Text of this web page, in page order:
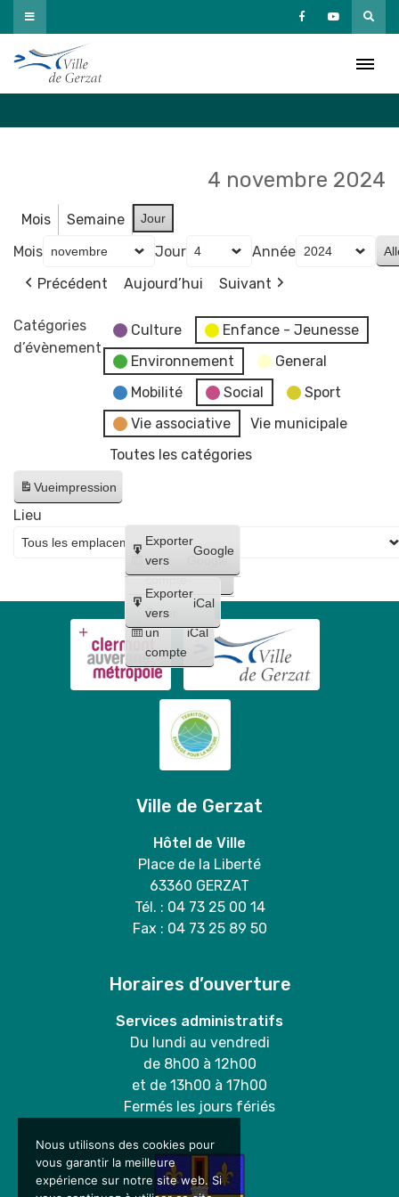
Passer
au
contenu
4 novembre 2024
Mois Semaine Jour
Mois Jour
Année
Précédent
Aujourd’hui Suivant
Catégories
d’évènement
Culture
Enfance - Jeunesse
Environnement
General
Mobilité
Social
Sport
Vie associative
Vie municipale
Toutes les catégories
Vueimpression
Créer
un
compte
Google
Créer
un
compte
iCal
Exporter
vers
Google
Exporter
vers
iCal
Lieu
Ville de Gerzat
Hôtel de Ville
Place de la Liberté
63360 GERZAT
Tél. : 04 73 25 00 14
Fax : 04 73 25 89 50
Horaires d’ouverture
Services administratifs
Du lundi au vendredi
de 8h00 à 12h00
et de 13h00 à 17h00
Fermés les jours fériés
Nous utilisons des cookies pour
vous garantir la meilleure
expérience sur notre site web. Si